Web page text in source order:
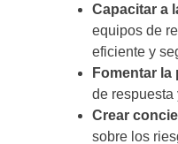
Capacitar a
equipos de
eficiente y
Fomentar la
de
Crear
sobre los